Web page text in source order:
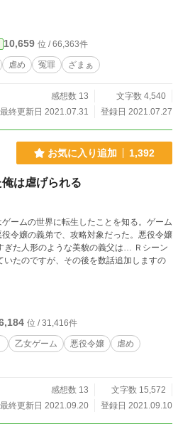
っ……！
フローラはわざとらし
ている。 そしてちらりとフィオナを見る
かべた。 全ては妹のフローラが仕組んだ
しい。 フローラは昔から人身掌握に長け
オナへの虐めはついにここまで来たらし
題ないですよね？」
10,659 位 / 66,363件
虐め 冤罪 ざまぁ
感想数 13
文字数 4,540
最終更新日 2021.07.31
登録日 2021.07.27
お気に入り追加 1,392
は虐げられる
ームの世界に転生したことを知る。ゲーム
令嬢の義弟で、攻略対象だった。悪役令嬢
形のような美貌の義父は… Ｒシーン
たのですが、その後を数話追加しますの
位 / 31,416件
乙女ゲーム 悪役令嬢
虐め
感想数 13
文字数 15,572
最終更新日 2021.09.20
登録日 2021.09.10